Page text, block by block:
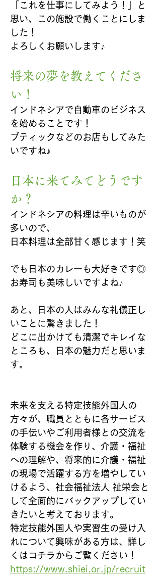
「これを仕事にしてみよう！」と
思い、この施設で働くことにしま
した！
よろしくお願いします♪
将来の夢を教えてくださ
い！
インドネシアで自動車のビジネス
を始めることです！
ブティックなどのお店もしてみた
いですね♪
日本に来てみてどうです
か？
インドネシアの料理は辛いものが
多いので、
日本料理は全部甘く感じます！笑
でも日本のカレーも大好きです◎
お寿司も美味しいですよね♪
あと、日本の人はみんな礼儀正し
いことに驚きました！
どこに出かけても清潔でキレイな
ところも、日本の魅力だと思いま
す。
未来を支える特定技能外国人の
方々が、職員とともに各サービス
の手伝いやご利用者様との交流を
体験する機会を作り、介護・福祉
への理解や、将来的に介護・福祉
の現場で活躍する方を増やしてい
けるよう、社会福祉法人 祉栄会と
して全面的にバックアップしてい
きたいと考えております。
特定技能外国人や実習生の受け入
れについて興味がある方は、詳し
くはコチラからご覧ください！
https://www.shiei.or.jp/recruit